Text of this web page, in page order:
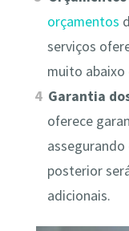
orçamentos
serviços
muito abaixo
Garantia
oferece
posterior
adicionais.